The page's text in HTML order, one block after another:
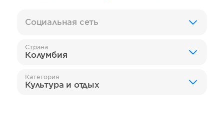
Социальная сеть
Страна
Колумбия
Категория
Культура и отдых